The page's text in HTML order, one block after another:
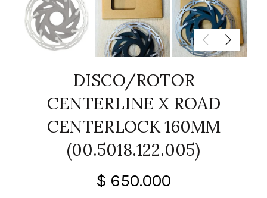
DISCO/ROTOR
CENTERLINE X ROAD
CENTERLOCK 160MM
(00.5018.122.005)
$ 650.000